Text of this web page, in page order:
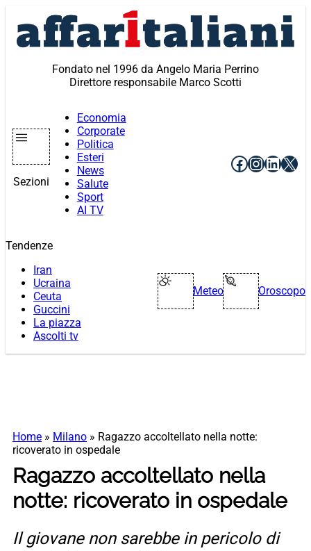
contenuto
Fondato nel 1996 da Angelo Maria Perrino
Direttore responsabile Marco Scotti
Sezioni
Economia
Corporate
Politica
Esteri
News
Salute
Sport
AI TV
Facebook
X
Tendenze
Iran
Ucraina
Ceuta
Guccini
La piazza
Ascolti tv
Meteo Oroscopo
Home » Milano » Ragazzo accoltellato nella notte:
ricoverato in ospedale
Ragazzo accoltellato nella
notte: ricoverato in ospedale
Il giovane non sarebbe in pericolo di